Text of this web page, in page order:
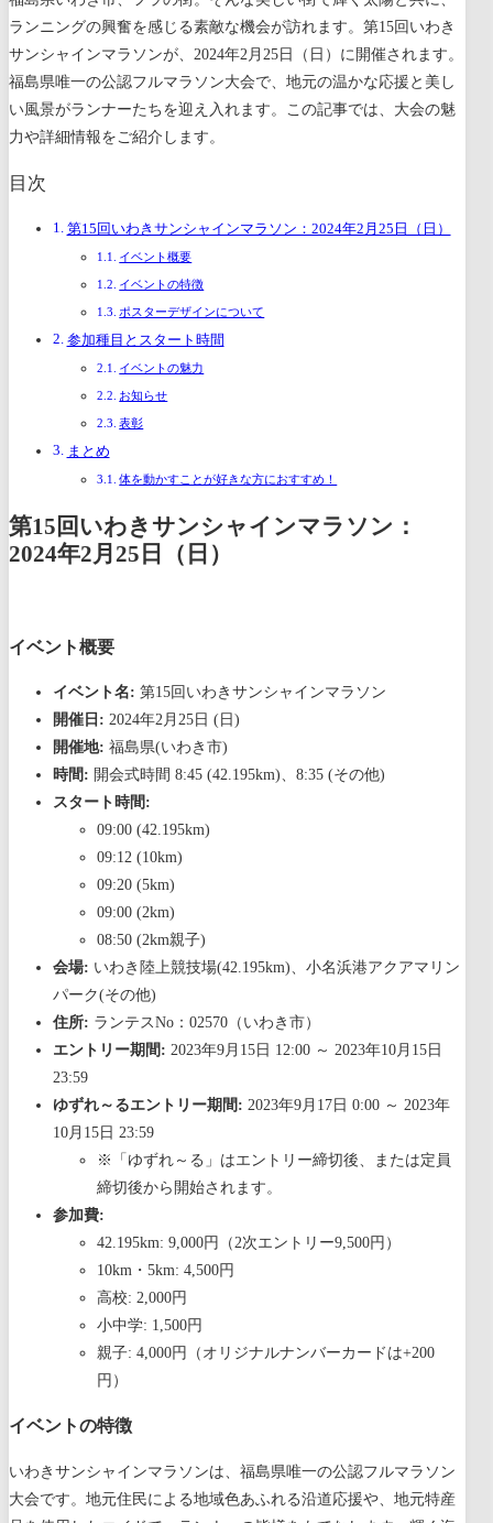
ランニングの興奮を感じる素敵な機会が訪れます。第15回いわき
サンシャインマラソンが、2024年2月25日（日）に開催されます。
福島県唯一の公認フルマラソン大会で、地元の温かな応援と美し
い風景がランナーたちを迎え入れます。この記事では、大会の魅
力や詳細情報をご紹介します。
目次
第15回いわきサンシャインマラソン：2024年2月25日（日）
イベント概要
イベントの特徴
ポスターデザインについて
参加種目とスタート時間
イベントの魅力
お知らせ
表彰
まとめ
体を動かすことが好きな方におすすめ！
第15回いわきサンシャインマラソン：
2024年2月25日（日）
イベント概要
イベント名: 第15回いわきサンシャインマラソン
開催日: 2024年2月25日 (日)
開催地: 福島県(いわき市)
時間: 開会式時間 8:45 (42.195km)、8:35 (その他)
スタート時間:
09:00 (42.195km)
09:12 (10km)
09:20 (5km)
09:00 (2km)
08:50 (2km親子)
会場: いわき陸上競技場(42.195km)、小名浜港アクアマリン
パーク(その他)
住所: ランテスNo：02570（いわき市）
エントリー期間: 2023年9月15日 12:00 ～ 2023年10月15日
23:59
ゆずれ～るエントリー期間: 2023年9月17日 0:00 ～ 2023年
10月15日 23:59
※「ゆずれ～る」はエントリー締切後、または定員
締切後から開始されます。
参加費:
42.195km: 9,000円（2次エントリー9,500円）
10km・5km: 4,500円
高校: 2,000円
小中学: 1,500円
親子: 4,000円（オリジナルナンバーカードは+200
円）
イベントの特徴
いわきサンシャインマラソンは、福島県唯一の公認フルマラソン
大会です。地元住民による地域色あふれる沿道応援や、地元特産